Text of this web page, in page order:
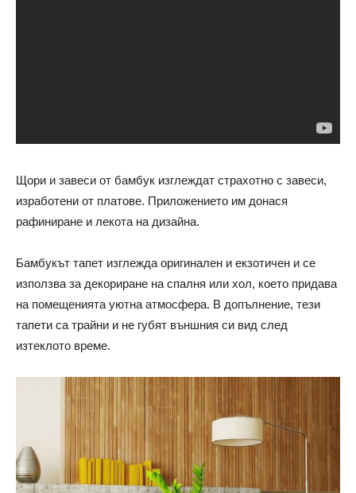
Щори и завеси от бамбук изглеждат страхотно с завеси,
изработени от платове. Приложението им донася
рафиниране и лекота на дизайна.
Бамбукът тапет изглежда оригинален и екзотичен и се
използва за декориране на спалня или хол, което придава
на помещенията уютна атмосфера. В допълнение, тези
тапети са трайни и не губят външния си вид след
изтеклото време.